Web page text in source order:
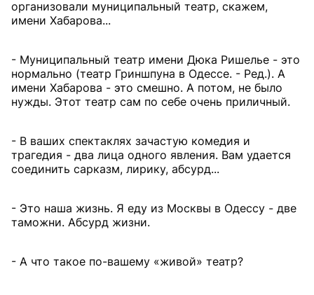
организовали муниципальный театр, скажем,
имени Хабарова...
- Муниципальный театр имени Дюка Ришелье - это
нормально (театр Гриншпуна в Одессе. - Ред.). А
имени Хабарова - это смешно. А потом, не было
нужды. Этот театр сам по себе очень приличный.
- В ваших спектаклях зачастую комедия и
трагедия - два лица одного явления. Вам удается
соединить сарказм, лирику, абсурд...
- Это наша жизнь. Я еду из Москвы в Одессу - две
таможни. Абсурд жизни.
- А что такое по-вашему «живой» театр?